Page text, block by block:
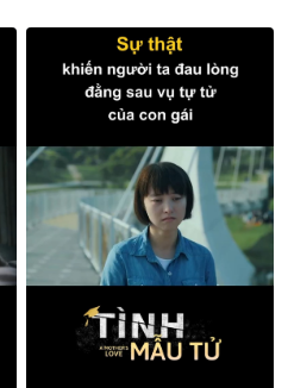
số người phải khóc!